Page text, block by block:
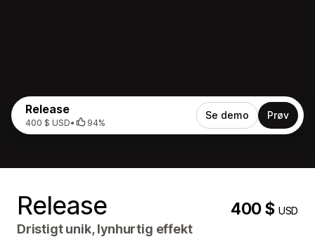
Release
400 $ USD• 94%
Se demo Prøv
Release 400 $USD
Dristigt unik, lynhurtig effekt